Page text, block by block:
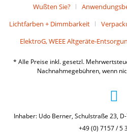
Wußten Sie?
Lichtfarben + Dimmbarkeit
ElektroG, WEEE Altgeräte-
* Alle Preise inkl. gesetzl.
Nachnahmegebühren, wenn
Inhaber: Udo Berner, Schulstraße 23,
+49 (0) 7157 / 5